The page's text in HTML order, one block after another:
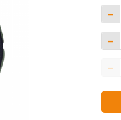
–
–
–